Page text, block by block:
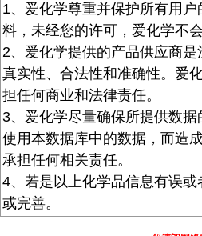
1、爱化学尊重并保护所有用
料，未经您的许可，爱化学不
2、爱化学提供的产品供应商
真实性、合法性和准确性。爱
担任何商业和法律责任。
3、爱化学尽量确保所提供数
使用本数据库中的数据，而造
承担任何相关责任。
4、若是以上化学品信息有误或
或完善。